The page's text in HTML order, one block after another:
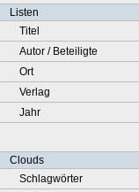
Listen
Titel
Autor / Beteiligte
Ort
Verlag
Jahr
Clouds
Schlagwörter